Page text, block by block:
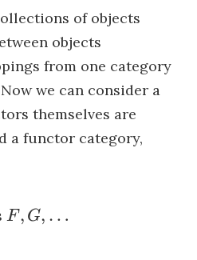
of objects
objects
from one category
we can consider a
themselves are
a functor category,
F, G,
F, G, …